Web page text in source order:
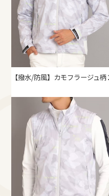
【撥水/防風】カモフラージュ